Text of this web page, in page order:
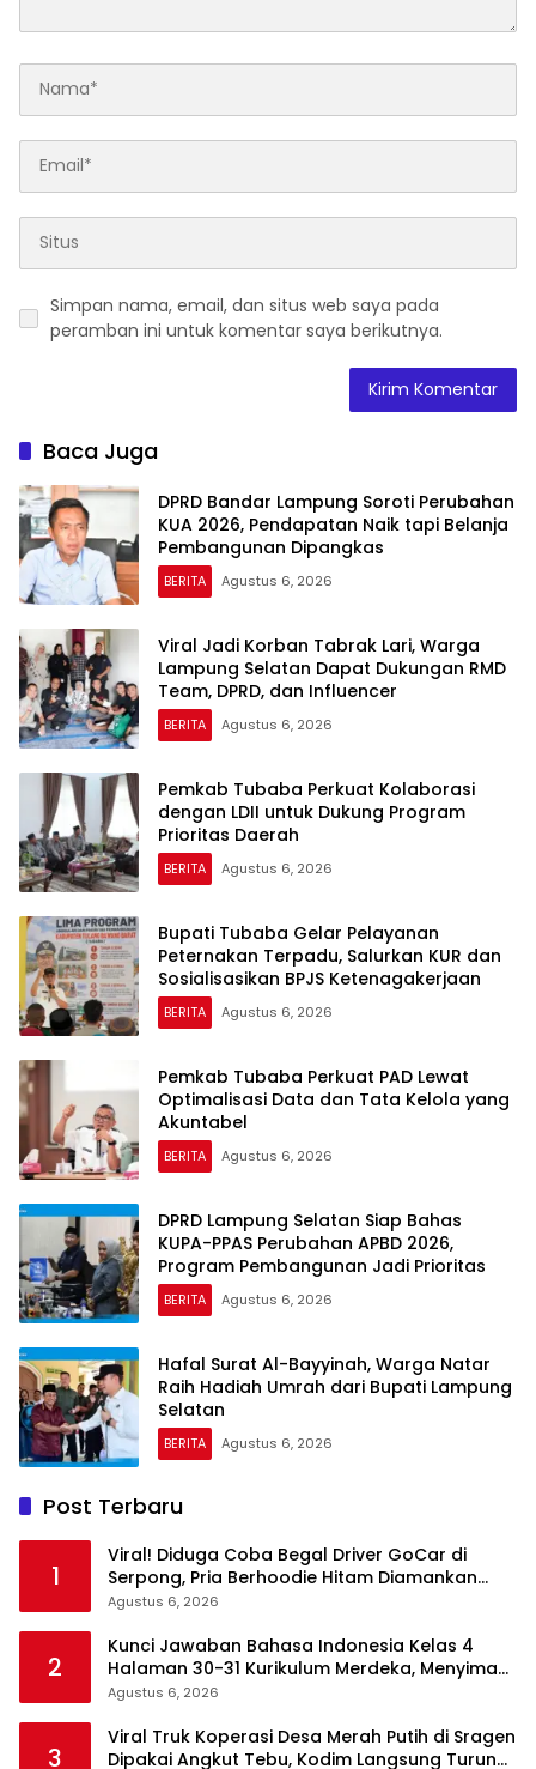
Simpan nama, email, dan situs web saya pada
peramban ini untuk komentar saya berikutnya.
Baca Juga
DPRD Bandar Lampung Soroti Perubahan
KUA 2026, Pendapatan Naik tapi Belanja
Pembangunan Dipangkas
BERITA Agustus 6, 2026
Viral Jadi Korban Tabrak Lari, Warga
Lampung Selatan Dapat Dukungan RMD
Team, DPRD, dan Influencer
BERITA Agustus 6, 2026
Pemkab Tubaba Perkuat Kolaborasi
dengan LDII untuk Dukung Program
Prioritas Daerah
BERITA Agustus 6, 2026
Bupati Tubaba Gelar Pelayanan
Peternakan Terpadu, Salurkan KUR dan
Sosialisasikan BPJS Ketenagakerjaan
BERITA Agustus 6, 2026
Pemkab Tubaba Perkuat PAD Lewat
Optimalisasi Data dan Tata Kelola yang
Akuntabel
BERITA Agustus 6, 2026
DPRD Lampung Selatan Siap Bahas
KUPA-PPAS Perubahan APBD 2026,
Program Pembangunan Jadi Prioritas
BERITA Agustus 6, 2026
Hafal Surat Al-Bayyinah, Warga Natar
Raih Hadiah Umrah dari Bupati Lampung
Selatan
BERITA Agustus 6, 2026
Post Terbaru
1
Viral! Diduga Coba Begal Driver GoCar di
Serpong, Pria Berhoodie Hitam Diamankan
Warga dan Polisi
Agustus 6, 2026
2
Kunci Jawaban Bahasa Indonesia Kelas 4
Halaman 30-31 Kurikulum Merdeka, Menyimak
Teks Kepala Suku Len
Agustus 6, 2026
3
Viral Truk Koperasi Desa Merah Putih di Sragen
Dipakai Angkut Tebu, Kodim Langsung Turun